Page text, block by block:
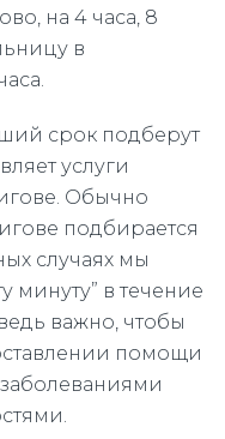
на 4 часа, 8
в
срок подберут
услуги
Обычно
подбирается
случаях мы
минуту” в течение
важно, чтобы
помощи